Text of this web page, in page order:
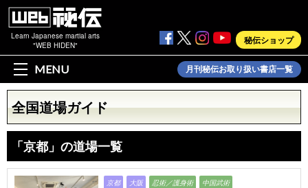
Learn Japanese martial arts
"WEB HIDEN"
秘伝ショップ
MENU 月刊秘伝お取り扱い書店一覧
全国道場ガイド
「京都」の道場一覧
京都 大阪 忍術／護身術 中国武術